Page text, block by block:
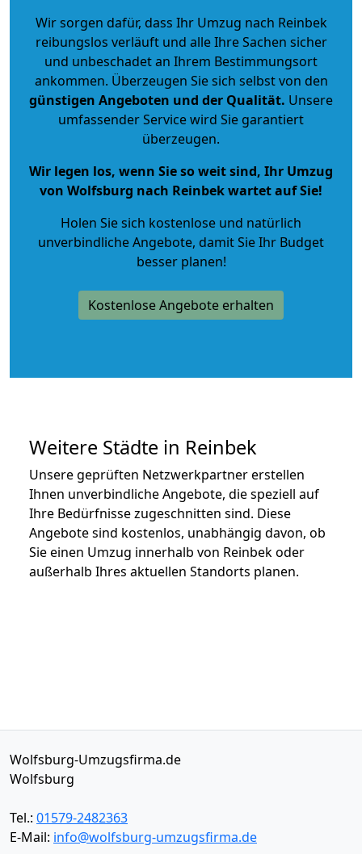
Wir sorgen dafür, dass Ihr Umzug nach Reinbek
reibungslos verläuft und alle Ihre Sachen sicher
und unbeschadet an Ihrem Bestimmungsort
ankommen. Überzeugen Sie sich selbst von den
günstigen Angeboten und der Qualität. Unsere
umfassender Service wird Sie garantiert
überzeugen.
Wir legen los, wenn Sie so weit sind, Ihr Umzug
von Wolfsburg nach Reinbek wartet auf Sie!
Holen Sie sich kostenlose und natürlich
unverbindliche Angebote, damit Sie Ihr Budget
besser planen!
Kostenlose Angebote erhalten
Weitere Städte in Reinbek
Unsere geprüften Netzwerkpartner erstellen
Ihnen unverbindliche Angebote, die speziell auf
Ihre Bedürfnisse zugeschnitten sind. Diese
Angebote sind kostenlos, unabhängig davon, ob
Sie einen Umzug innerhalb von Reinbek oder
außerhalb Ihres aktuellen Standorts planen.
Wolfsburg-Umzugsfirma.de
Wolfsburg
Tel.: 01579-2482363
E-Mail: info@wolfsburg-umzugsfirma.de